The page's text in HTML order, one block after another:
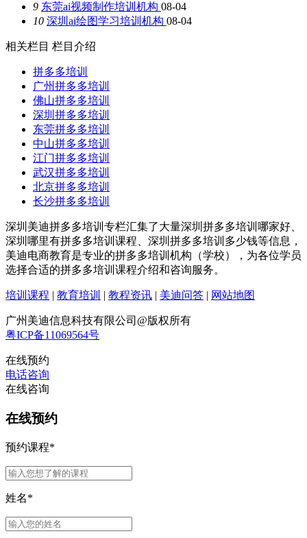
9 东莞ai视频制作培训机构 08-04
10 深圳ai绘图学习培训机构 08-04
相关栏目 栏目介绍
拼多多培训
广州拼多多培训
佛山拼多多培训
深圳拼多多培训
东莞拼多多培训
中山拼多多培训
江门拼多多培训
武汉拼多多培训
北京拼多多培训
长沙拼多多培训
深圳美迪拼多多培训专栏汇集了大量深圳拼多多培训哪家好、
深圳哪里有拼多多培训课程、深圳拼多多培训多少钱等信息，
美迪电商教育是专业的拼多多培训机构（学校），为各位学员
选择合适的拼多多培训课程介绍和咨询服务。
培训课程 | 教育培训 | 教程资讯 | 美迪问答 | 网站地图
广州美迪信息科技有限公司@版权所有
粤ICP备11069564号
在线预约
电话咨询
在线咨询
在线预约
预约课程*
姓名*